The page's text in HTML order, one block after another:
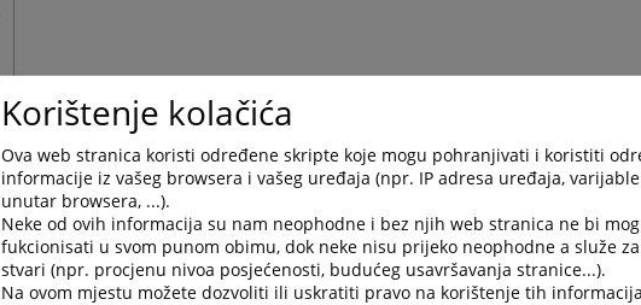
Korištenje kolačića
Ova web stranica koristi određene skripte koje mogu pohranjivati i koristiti
informacije iz vašeg browsera i vašeg uređaja (npr. IP adresa uređaja,
unutar browsera, ...).
Neke od ovih informacija su nam neophodne i bez njih web stranica ne bi
fukcionisati u svom punom obimu, dok neke nisu prijeko neophodne a služe
stvari (npr. procjenu nivoa posjećenosti, budućeg usavršavanja stranice...).
Na ovom mjestu možete dozvoliti ili uskratiti pravo na korištenje tih